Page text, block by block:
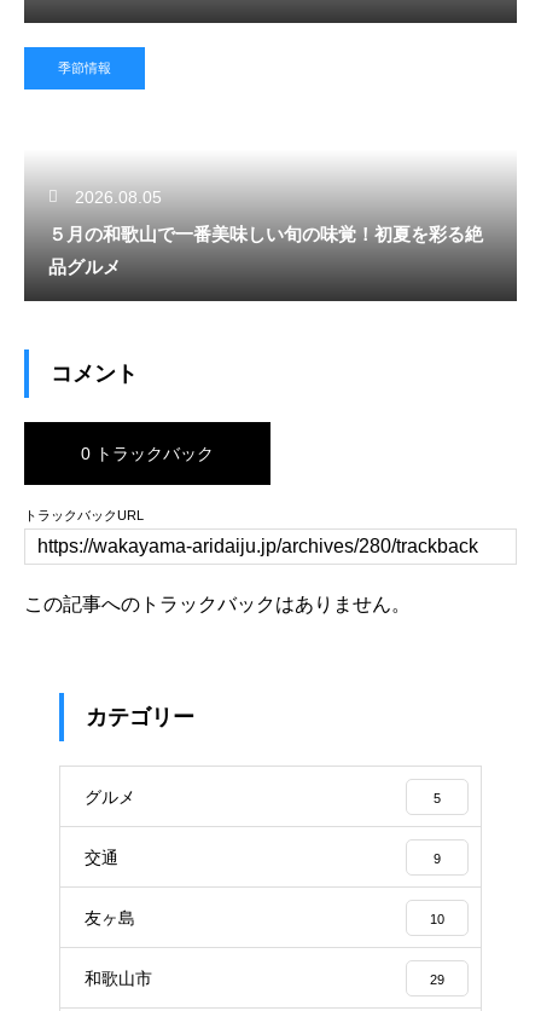
季節情報
2026.08.05
５月の和歌山で一番美味しい旬の味覚！初夏を彩る絶
品グルメ
コメント
0 トラックバック
トラックバックURL
この記事へのトラックバックはありません。
カテゴリー
グルメ 5
交通 9
友ヶ島 10
和歌山市 29